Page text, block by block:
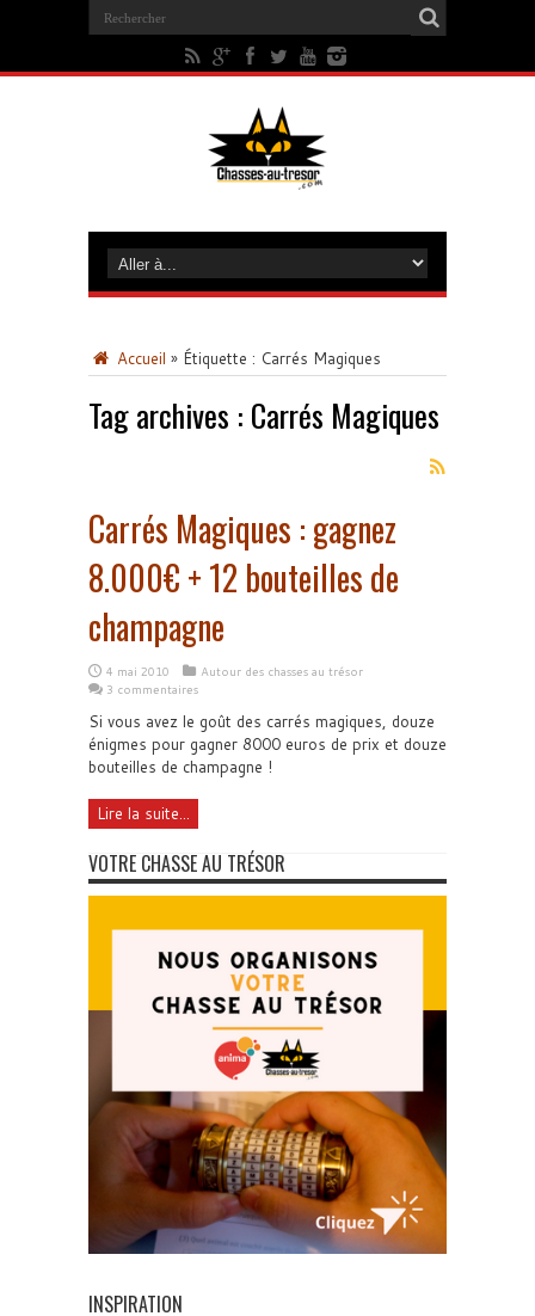
Accueil » Étiquette : Carrés Magiques
Tag archives : Carrés Magiques
Carrés Magiques : gagnez
8.000€ + 12 bouteilles de
champagne
4 mai 2010
Autour des chasses au trésor
3 commentaires
Si vous avez le goût des carrés magiques, douze
énigmes pour gagner 8000 euros de prix et douze
bouteilles de champagne !
Lire la suite...
VOTRE CHASSE AU TRÉSOR
INSPIRATION